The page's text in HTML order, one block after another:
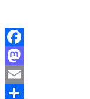
Facebook
Mastodon
Email